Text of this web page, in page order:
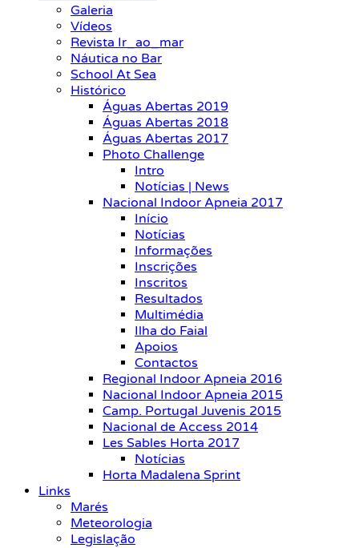
Galeria
Vídeos
Revista Ir_ao_mar
Náutica no Bar
School At Sea
Histórico
Águas Abertas 2019
Águas Abertas 2018
Águas Abertas 2017
Photo Challenge
Intro
Notícias | News
Nacional Indoor Apneia 2017
Início
Notícias
Informações
Inscrições
Inscritos
Resultados
Multimédia
Ilha do Faial
Apoios
Contactos
Regional Indoor Apneia 2016
Nacional Indoor Apneia 2015
Camp. Portugal Juvenis 2015
Nacional de Access 2014
Les Sables Horta 2017
Notícias
Horta Madalena Sprint
Links
Marés
Meteorologia
Legislação